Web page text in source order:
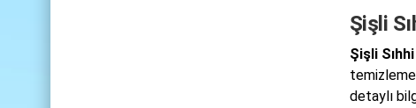
Şişli
Şişli
detaylı